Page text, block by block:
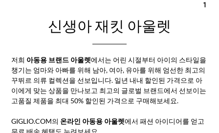
1
신생아 재킷 아울렛
저희 아동용 브랜드 아울렛에서는 어린 시절부터 아이의 스타일을
챙기는 엄마와 아빠를 위해 남아, 여아, 유아를 위해 엄선한 최고의
꾸뛰르 의류 컬렉션을 선보입니다. 일년 내내 할인된 가격으로 아
이에게 맞는 상품을 만나보고 최고의 글로벌 브랜드에서 선보이는
고품질 제품을 최대 50% 할인된 가격으로 구매해보세요.
GIGLIO.COM의 온라인 아동용 아울렛에서 패션 아이디어를 얻고
무료 배송 혜택도 누려보세요